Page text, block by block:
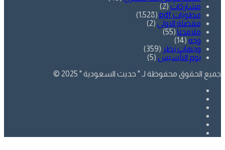
مشاركات (2)
مطويات pdf
(1٬528)
مفضلة الاولى (2)
ملامحنا (55)
وجه (14)
وجهات نظر (359)
يوم التأسيس (5)
جميع الحقوق محفوظة لـ " حديث السعودية " 2025 ©